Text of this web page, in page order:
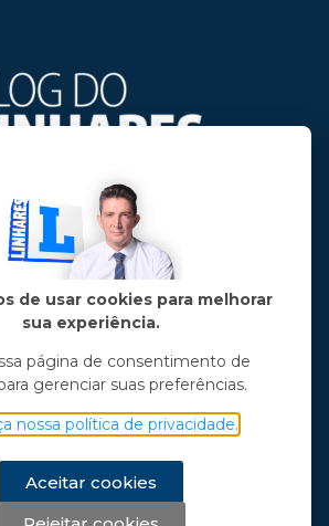
Jr é maranhense.
Jornalismo, estudou filosofia
em ciência política
Notícias
Opinião
Chama o Linhares
de usar cookies para melhorar
sua experiência.
página de consentimento de
gerenciar suas preferências.
nossa política de privacidade.
Aceitar cookies